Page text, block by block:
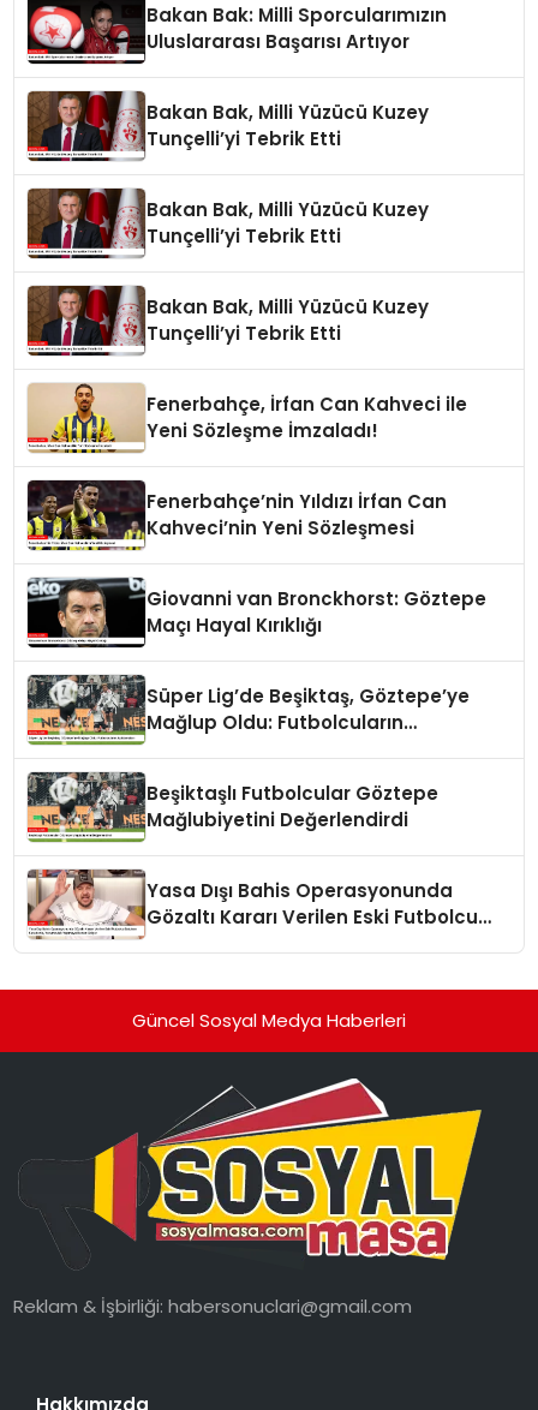
Bakan Bak: Milli Sporcularımızın
Uluslararası Başarısı Artıyor
Bakan Bak, Milli Yüzücü Kuzey
Tunçelli’yi Tebrik Etti
Bakan Bak, Milli Yüzücü Kuzey
Tunçelli’yi Tebrik Etti
Bakan Bak, Milli Yüzücü Kuzey
Tunçelli’yi Tebrik Etti
Fenerbahçe, İrfan Can Kahveci ile
Yeni Sözleşme İmzaladı!
Fenerbahçe’nin Yıldızı İrfan Can
Kahveci’nin Yeni Sözleşmesi
Giovanni van Bronckhorst: Göztepe
Maçı Hayal Kırıklığı
Süper Lig’de Beşiktaş, Göztepe’ye
Mağlup Oldu: Futbolcuların
Beşiktaşlı Futbolcular Göztepe
Mağlubiyetini Değerlendirdi
Yasa Dışı Bahis Operasyonunda
Gözaltı Kararı Verilen Eski Futbolcu
Güncel Sosyal Medya Haberleri
Reklam & İşbirliği:habersonuclari@gmail.com
Hakkımızda